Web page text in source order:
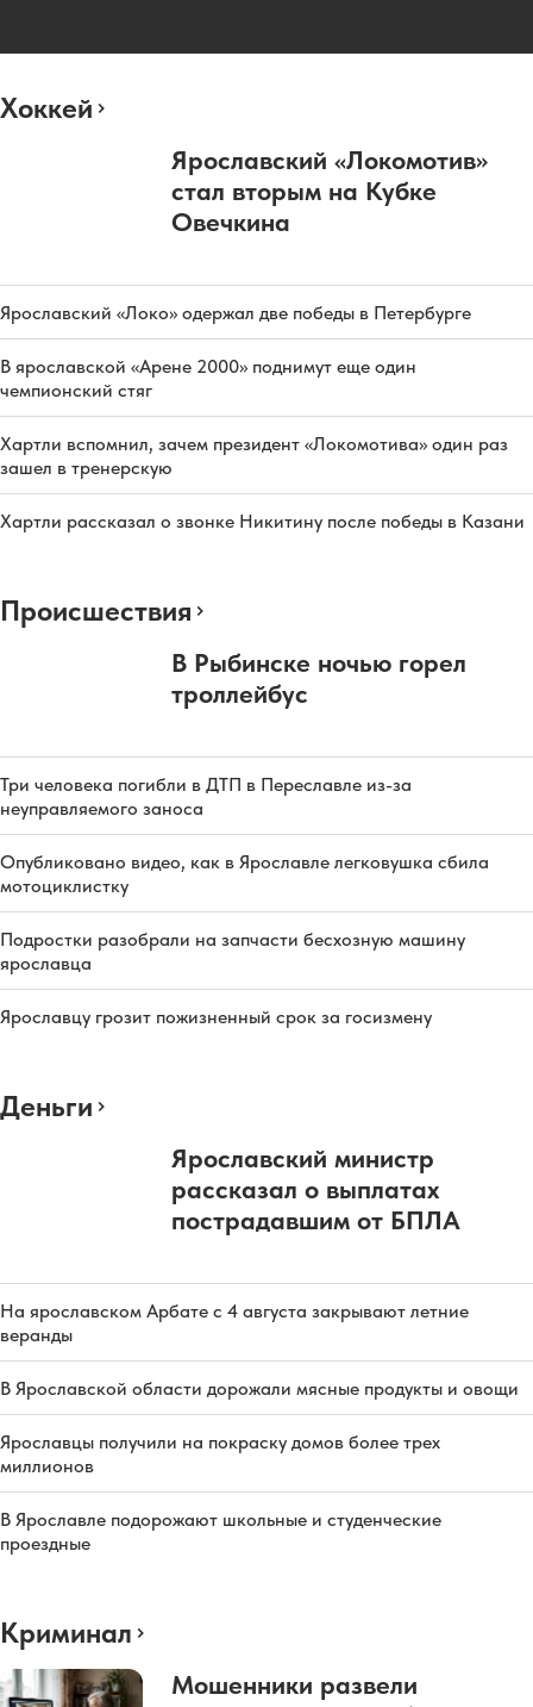
Хоккей
Ярославский «Локомотив»
стал вторым на Кубке
Овечкина
Ярославский «Локо» одержал две победы в Петербурге
В ярославской «Арене 2000» поднимут еще один
чемпионский стяг
Хартли вспомнил, зачем президент «Локомотива» один раз
зашел в тренерскую
Хартли рассказал о звонке Никитину после победы в Казани
Происшествия
В Рыбинске ночью горел
троллейбус
Три человека погибли в ДТП в Переславле из-за
неуправляемого заноса
Опубликовано видео, как в Ярославле легковушка сбила
мотоциклистку
Подростки разобрали на запчасти бесхозную машину
ярославца
Ярославцу грозит пожизненный срок за госизмену
Деньги
Ярославский министр
рассказал о выплатах
пострадавшим от БПЛА
На ярославском Арбате с 4 августа закрывают летние
веранды
В Ярославской области дорожали мясные продукты и овощи
Ярославцы получили на покраску домов более трех
миллионов
В Ярославле подорожают школьные и студенческие
проездные
Криминал
Мошенники развели